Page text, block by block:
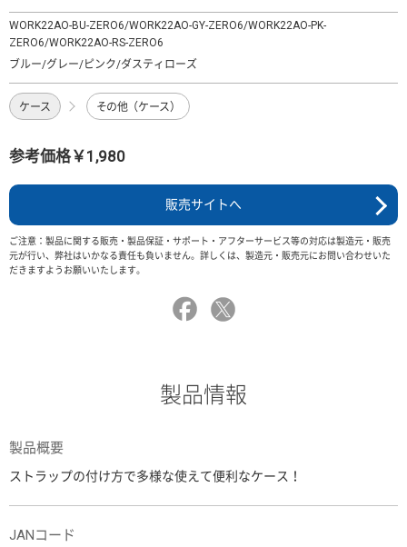
WORK22AO-BU-ZERO6/WORK22AO-GY-ZERO6/WORK22AO-PK-
ZERO6/WORK22AO-RS-ZERO6
ブルー/グレー/ピンク/ダスティローズ
ケース その他（ケース）
参考価格￥1,980
販売サイトへ
ご注意：製品に関する販売・製品保証・サポート・アフターサービス等の対応は製造元・販売
元が行い、弊社はいかなる責任も負いません。詳しくは、製造元・販売元にお問い合わせいた
だきますようお願いいたします。
製品情報
製品概要
ストラップの付け方で多様な使えて便利なケース！
JANコード